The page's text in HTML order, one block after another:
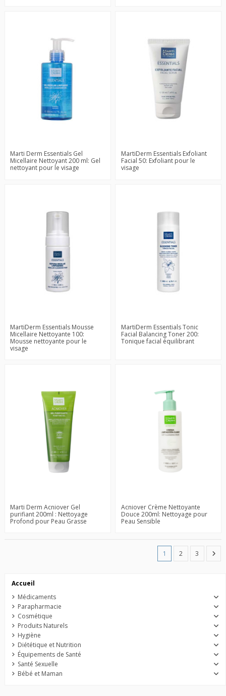
Marti Derm Essentials Gel
Micellaire Nettoyant 200 ml: Gel
nettoyant pour le visage
MartiDerm Essentials Exfoliant
Facial 50: Exfoliant pour le
visage
MartiDerm Essentials Mousse
Micellaire Nettoyante 100:
Mousse nettoyante pour le
visage
MartiDerm Essentials Tonic
Facial Balancing Toner 200:
Tonique facial équilibrant
Marti Derm Acniover Gel
purifiant 200ml : Nettoyage
Profond pour Peau Grasse
Acniover Crème Nettoyante
Douce 200ml: Nettoyage pour
Peau Sensible
1 2 3
Accueil
Médicaments
Parapharmacie
Cosmétique
Produits Naturels
Hygiène
Diététique et Nutrition
Équipements de Santé
Santé Sexuelle
Bébé et Maman